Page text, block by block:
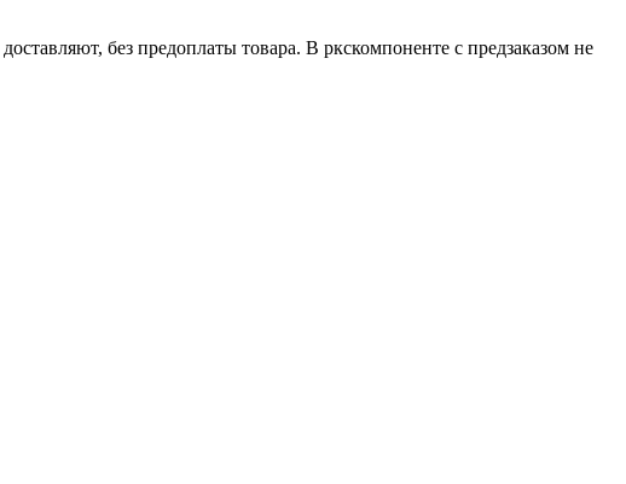
без предоплаты товара. В ркскомпоненте с предзаказом не